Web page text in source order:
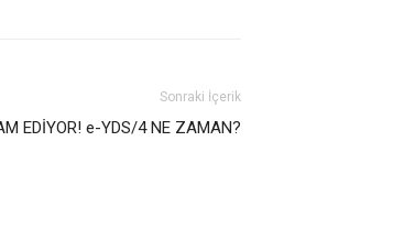
Sonraki İçerik
EDİYOR! e-YDS/4 NE ZAMAN?